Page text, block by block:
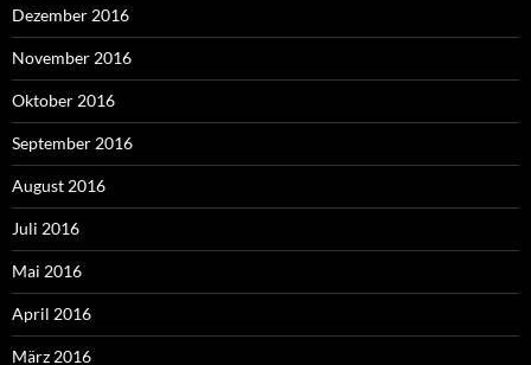
Dezember 2016
November 2016
Oktober 2016
September 2016
August 2016
Juli 2016
Mai 2016
April 2016
März 2016